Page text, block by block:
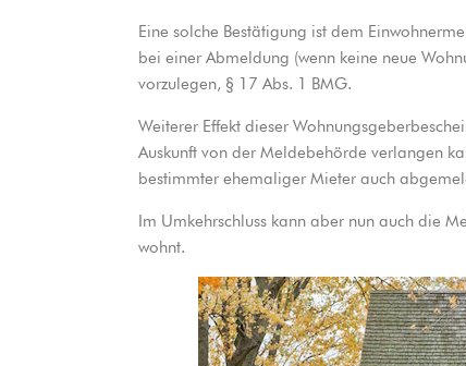
Eine solche Bestätigung ist dem
bei einer Abmeldung (wenn keine neue
vorzulegen, § 17 Abs. 1 BMG.
Weiterer Effekt dieser
Auskunft von der Meldebehörde verlangen
bestimmter ehemaliger Mieter auch
Im Umkehrschluss kann aber nun auch die
wohnt.